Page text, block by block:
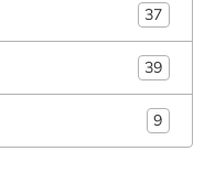
37
39
9